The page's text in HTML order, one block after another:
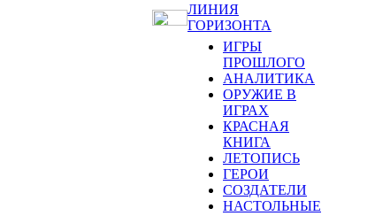
ЛИНИЯ
ГОРИЗОНТА
ИГРЫ
ПРОШЛОГО
АНАЛИТИКА
ОРУЖИЕ В
ИГРАХ
КРАСНАЯ
КНИГА
ЛЕТОПИСЬ
ГЕРОИ
СОЗДАТЕЛИ
НАСТОЛЬНЫЕ